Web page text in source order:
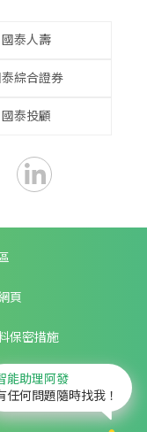
國泰人壽
泰綜合證券
國泰投顧
頁
保密措施
態圈服務
能助理阿發
任何問題隨時找我！